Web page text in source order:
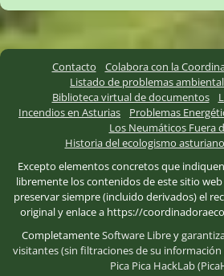
Contacto Colabora con la
Listado de problemas
Biblioteca virtual de documentos
Incendios en Asturias
Problemas
Los Neumáticos Fuera
Historia del ecologismo
Excepto elementos concretos que
libremente los contenidos de este sitio
preservar siempre (incluido derivados) el
original y enlace a https://
CompletamenteSoftware Librey
visitantes (sin filtraciones de su
Pica Pica HackLab